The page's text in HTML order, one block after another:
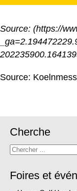
Source: (https://
Source:
Cherche
Recherchez
Foires et